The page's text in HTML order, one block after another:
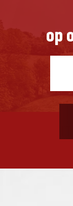
op